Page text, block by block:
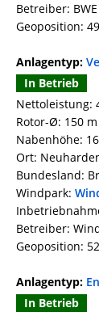
Betreiber:
Geoposition:
Anlagentyp:
In Betrieb
Nettoleistung:
Rotor-Ø: 150 m
Nabenhöhe:
Ort:
Bundesland:
Windpark:
Betreiber:
Geoposition:
Anlagentyp:
In Betrieb